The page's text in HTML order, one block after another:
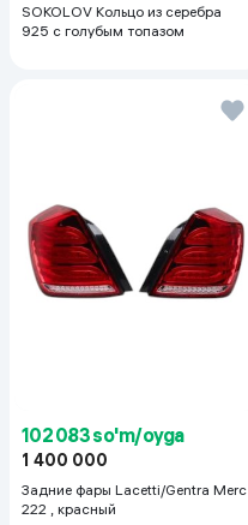
SOKOLOV Кольцо из серебра
925 с голубым топазом
102 083 so'm/oyga
1 400 000
Задние фары Lacetti/Gentra Merc
222 , красный